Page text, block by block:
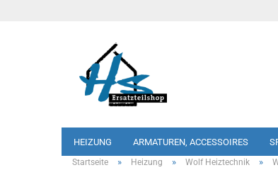
HEIZUNG ARMATUREN, ACCESSOIRES
Startseite » Heizung » Wolf Heiztechnik »